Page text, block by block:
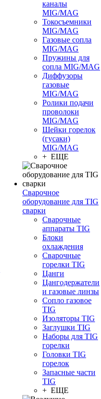
каналы
MIG/MAG
Токосъемники
MIG/MAG
Газовые сопла
MIG/MAG
Пружины для
сопла MIG/MAG
Диффузоры
газовые
MIG/MAG
Ролики подачи
проволоки
MIG/MAG
Шейки горелок
(гусаки)
MIG/MAG
+ ЕЩЕ
Сварочное
оборудование для TIG
сварки
Сварочные
аппараты TIG
Блоки
охлаждения
Сварочные
горелки TIG
Цанги
Цангодержатели
и газовые линзы
Сопло газовое
TIG
Изоляторы TIG
Заглушки TIG
Наборы для TIG
горелки
Головки TIG
горелок
Запасные части
TIG
+ ЕЩЕ